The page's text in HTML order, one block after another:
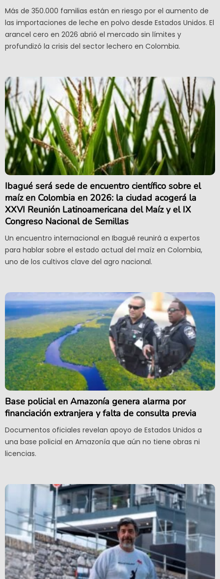
Más de 350.000 familias están en riesgo por el aumento de
las importaciones de leche en polvo desde Estados Unidos. El
arancel cero en 2026 abrió el mercado sin límites y
profundizó la crisis del sector lechero en Colombia.
Ibagué será sede de encuentro científico sobre el
maíz en Colombia en 2026: la ciudad acogerá la
XXVI Reunión Latinoamericana del Maíz y el IX
Congreso Nacional de Semillas
Un encuentro internacional en Ibagué reunirá a expertos
para hablar sobre el estado actual del maíz en Colombia,
uno de los cultivos clave del agro nacional.
Base policial en Amazonía genera alarma por
financiación extranjera y falta de consulta previa
Documentos oficiales revelan apoyo de Estados Unidos a
una base policial en Amazonía que aún no tiene obras ni
licencias.